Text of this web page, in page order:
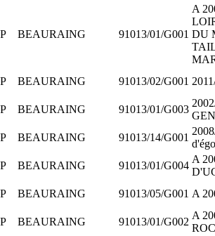
BEAURAING 91013/01/G001
A
DU
BEAURAING 91013/02/G001
BEAURAING 91013/01/G003
BEAURAING 91013/14/G001
BEAURAING 91013/01/G004
A
BEAURAING 91013/05/G001 A
BEAURAING 91013/01/G002
A